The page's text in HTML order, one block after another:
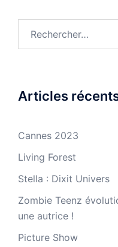
Articles
Cannes 2023
Living Forest
Stella : Dixit Univers
Zombie Teenz
une autrice !
Picture Show